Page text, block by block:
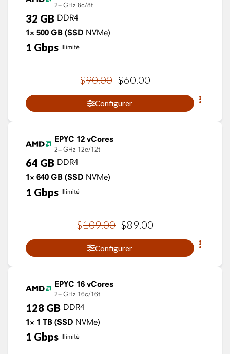
2+ GHz 8c/8t
32 GB DDR4
1× 500 GB (SSD NVMe)
1 Gbps Illimité
$90.00 $60.00
Configurer
EPYC 12 vCores
2+ GHz 12c/12t
64 GB DDR4
1× 640 GB (SSD NVMe)
1 Gbps Illimité
$109.00 $89 00
Configurer
EPYC 16 vCores
2+ GHz 16c/16t
128 GB DDR4
1× 1 TB (SSD NVMe)
1 Gbps Illimité